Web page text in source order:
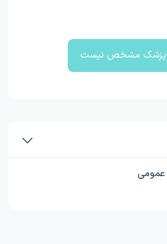
پزشک مشخص نیست
عمومی